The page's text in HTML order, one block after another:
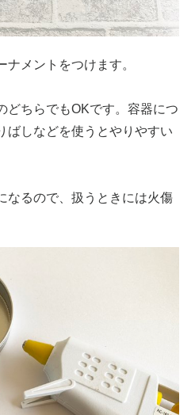
メントをつけます。
どちらでもOKです。容器につ
ばしなどを使うとやりやすい
なるので、扱うときには火傷